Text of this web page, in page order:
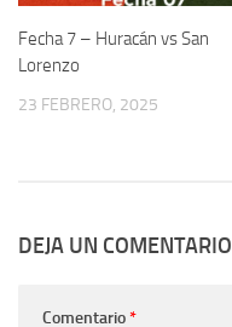
Fecha 7 – Huracán vs San
Lorenzo
23 FEBRERO, 2025
DEJA UN COMENTARIO
Comentario*